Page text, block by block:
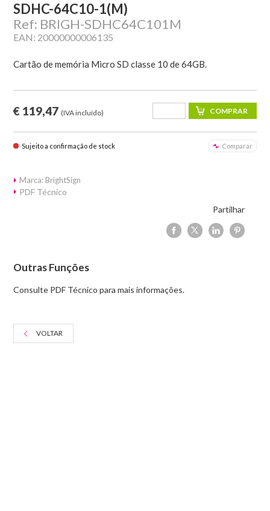
SDHC-64C10-1(M)
Ref: BRIGH-SDHC64C101M
EAN: 20000000006135
Cartão de memória Micro SD classe 10 de 64GB.
€ 119,47 (IVA incluído)
Sujeito a confirmação de stock Comparar
Marca: BrightSign
PDF Técnico
Partilhar
Outras Funções
Consulte PDF Técnico para mais informações.
VOLTAR